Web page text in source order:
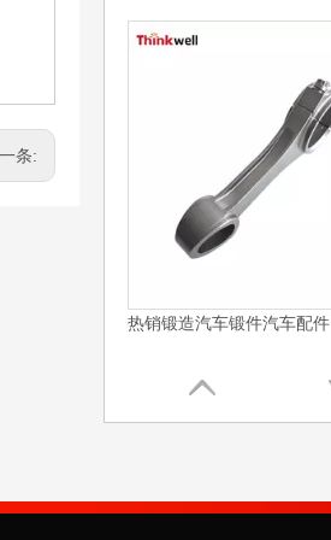
条:
热销锻造汽车锻件汽车配件